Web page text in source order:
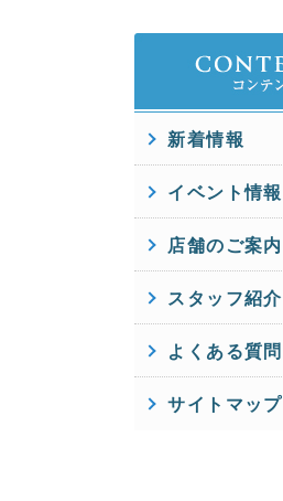
新着情報
イベント情報
店舗のご案内
スタッフ紹介
よくある質問
サイトマップ